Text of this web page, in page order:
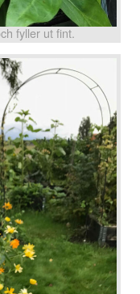
fyller ut fint.